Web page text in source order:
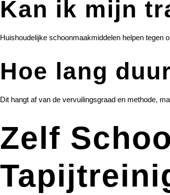
Kan ik mijn
Huishoudelijke schoonmaakmiddelen helpen tegen
Hoe lang
Dit hangt af van de vervuilingsgraad en methode,
Zelf